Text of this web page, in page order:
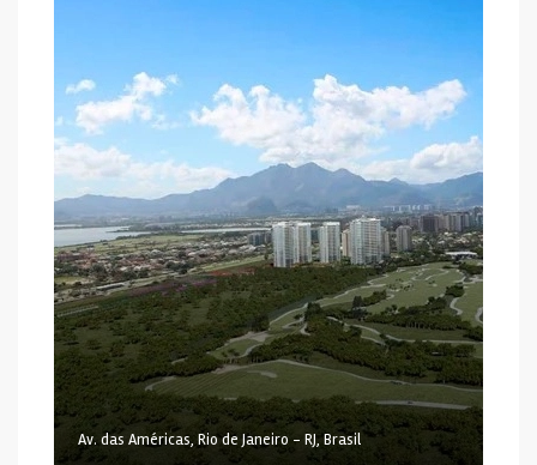
Av. das Américas, Rio de Janeiro - RJ, Brasil